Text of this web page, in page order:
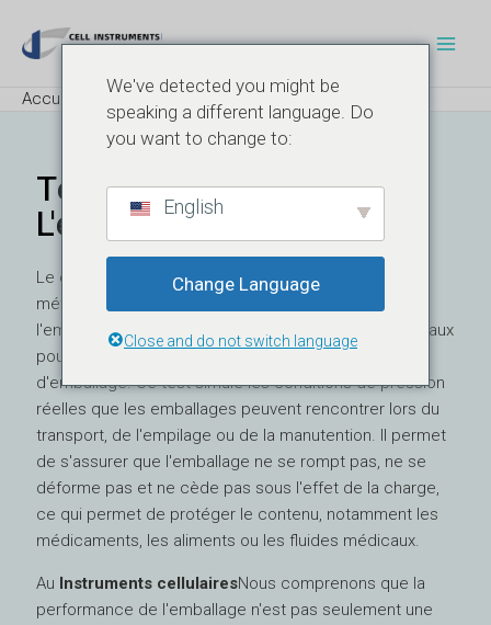
contenu
Accueil Blog Test de compression de l'emballage
Test De Compression De
L'emballage
Le essai de compression de l'emballage
méthode essentielle utilisée dans les secteurs de
l'emballage, des produits pharmaceutiques et médicaux
pour évaluer l'intégrité structurelle des matériaux
d'emballage. Ce test simule les conditions de pression
réelles que les emballages peuvent rencontrer lors du
transport, de l'empilage ou de la manutention. Il permet
de s'assurer que l'emballage ne se rompt pas, ne se
déforme pas et ne cède pas sous l'effet de la charge,
ce qui permet de protéger le contenu, notamment les
médicaments, les aliments ou les fluides médicaux.
Au Instruments cellulairesNous comprenons que la
performance de l'emballage n'est pas seulement une
des
We've detected you might be
speaking a different language. Do
you want to change to:
English
Change Language
Close and do not switch language